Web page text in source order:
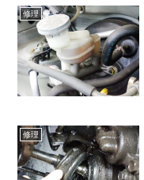
修理
修理